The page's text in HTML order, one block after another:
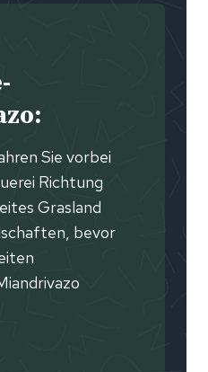
Sie vorbei
Richtung
Grasland
bevor